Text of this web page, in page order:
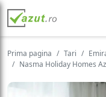
Prima pagina Tari
Nasma Holiday Homes